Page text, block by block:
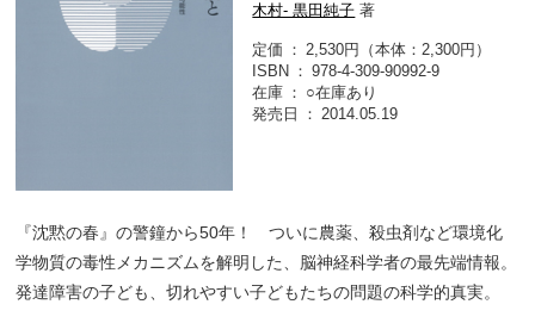
木村- 黒田純子 著
定価
2,530円（本体：2,300円）
ISBN
978-4-309-90992-9
在庫
○在庫あり
発売日
2014.05.19
『沈黙の春』の警鐘から50年！ ついに農薬、殺虫剤など環境化
学物質の毒性メカニズムを解明した、脳神経科学者の最先端情報。
発達障害の子ども、切れやすい子どもたちの問題の科学的真実。